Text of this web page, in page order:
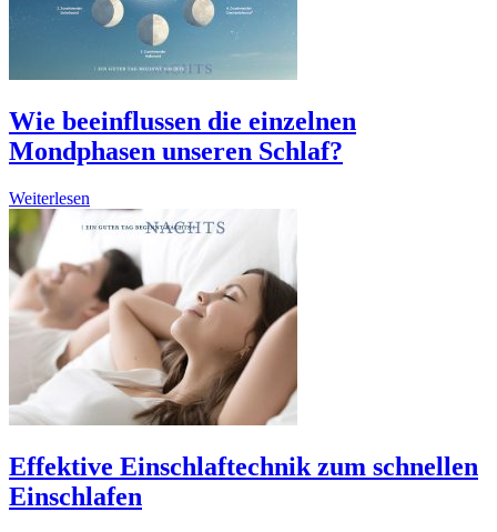
Wie beeinflussen die einzelnen
Mondphasen unseren Schlaf?
Weiterlesen
Effektive Einschlaftechnik zum schnellen
Einschlafen